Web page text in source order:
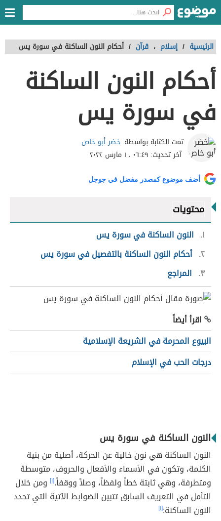
الرئيسية / إسلام ، قرآن / أحكام النون الساكنة في سورة يس
أحكام النون الساكنة
في سورة يس
تمت الكتابة بواسطة:خضر أبو خاص
آخر تحديث: ٠٦:٤٩ ، ١ مارس ٢٠٢٢
أضف موضوع كمصدر مفضل في جوجل
محتويات
١
النون الساكنة في سورة يس
٢ أحكام النون الساكنة بالتفصيل في سورة يس
٣
المراجع
اقرأ أيضاً
البيوع المحرمة في الشريعة الإسلامية
درجات الحب في الإسلام
النون الساكنة في سورة يس
النون الساكنة هي نون خالية عن الحركة، أصلية من بنية
الكلمة، وتكون في الأسماء والأفعال والحروف، متوسطة
ومتطرفة، وهي ثابتة خطاً ولفظاً، وصلاً ووقفاً.[١] ومن خلال
التأمل في التعريف السابق تتبين الضوابط الآتية التي تحدد
النون الساكنة:[١]